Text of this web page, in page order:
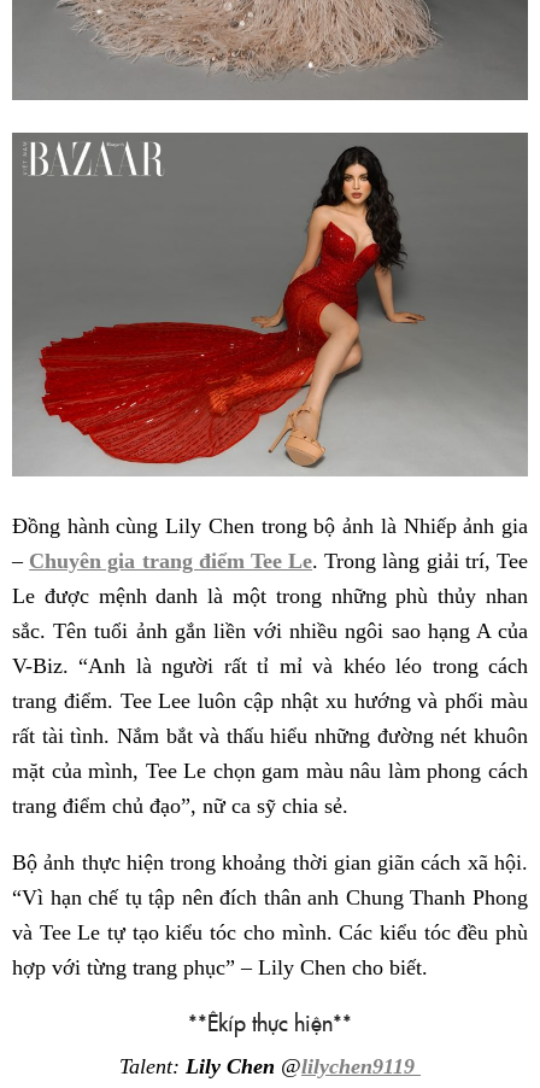
Đồng hành cùng Lily Chen trong bộ ảnh là Nhiếp ảnh gia
– Chuyên gia trang điểm Tee Le. Trong làng giải trí, Tee
Le được mệnh danh là một trong những phù thủy nhan
sắc. Tên tuổi ảnh gắn liền với nhiều ngôi sao hạng A của
V-Biz. “Anh là người rất tỉ mỉ và khéo léo trong cách
trang điểm. Tee Lee luôn cập nhật xu hướng và phối màu
rất tài tình. Nắm bắt và thấu hiểu những đường nét khuôn
mặt của mình, Tee Le chọn gam màu nâu làm phong cách
trang điểm chủ đạo”, nữ ca sỹ chia sẻ.
Bộ ảnh thực hiện trong khoảng thời gian giãn cách xã hội.
“Vì hạn chế tụ tập nên đích thân anh Chung Thanh Phong
và Tee Le tự tạo kiểu tóc cho mình. Các kiểu tóc đều phù
hợp với từng trang phục” – Lily Chen cho biết.
**Êkíp thực hiện**
Talent: Lily Chen @lilychen9119